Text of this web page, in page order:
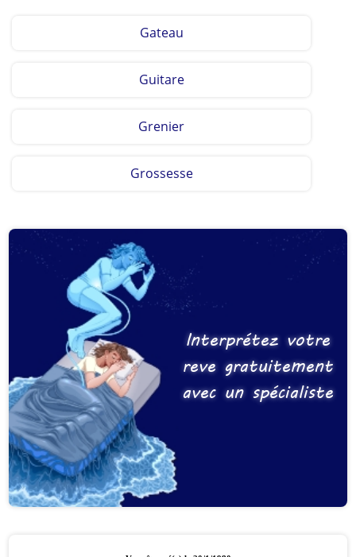
Gateau
Guitare
Grenier
Grossesse
Interprétez votre
reve gratuitement
avec un spécialiste